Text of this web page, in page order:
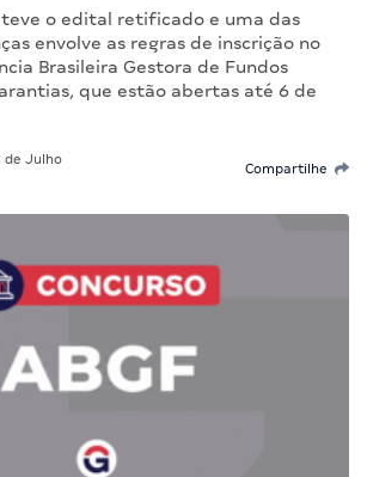
teve o edital retificado e uma das
envolve as regras de inscrição no
Brasileira Gestora de Fundos
que estão abertas até 6 de
de Julho
Compartilhe